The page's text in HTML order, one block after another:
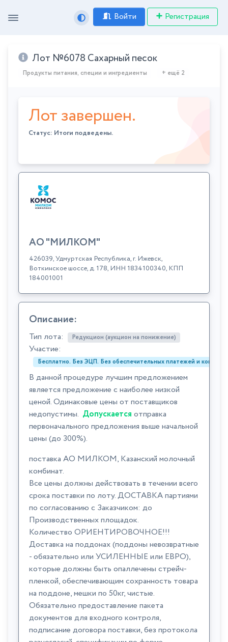
Войти Регистрация
Лот №6078 Сахарный песок
Продукты питания, специи и ингредиенты + ещё 2
Лот завершен.
Статус: Итоги подведены.
АО "МИЛКОМ"
426039, Удмуртская Республика, г. Ижевск,
Воткинское шоссе, д. 178, ИНН 1834100340, КПП
184001001
Описание:
Тип лота: Редукцион (аукцион на понижение)
Участие:
Бесплатно. Без ЭЦП. Без обеспечительных платежей и
В данной процедуре лучшим предложением
является предложение с наиболее низкой
ценой. Одинаковые цены от поставщиков
недопустимы. Допускается отправка
первоначального предложения выше начальной
цены (до 300%).
поставка АО МИЛКОМ, Казанский молочный
комбинат.
Все цены должны действовать в течении всего
срока поставки по лоту. ДОСТАВКА партиями
по согласованию с Заказчиком: до
Производственных площадок.
Количество ОРИЕНТИРОВОЧНОЕ!!!
Доставка на поддонах (поддоны невозвратные
- обязательно или УСИЛЕННЫЕ или ЕВРО),
которые должны быть опаллечены стрейч-
пленкой, обеспечивающим сохранность товара
на поддоне, мешки по 50кг, чистые.
Обязательно предоставление пакета
документов для входного контроля,
подписание договора поставки, без протокола